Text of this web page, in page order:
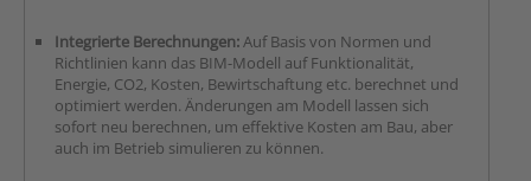
Integrierte Berechnungen:Auf Basis von Normen und
Richtlinien kann das BIM-Modell auf Funktionalität,
Energie, CO2, Kosten, Bewirtschaftung etc. berechnet und
optimiert werden. Änderungen am Modell lassen sich
sofort neu berechnen, um effektive Kosten am Bau, aber
auch im Betrieb simulieren zu können.